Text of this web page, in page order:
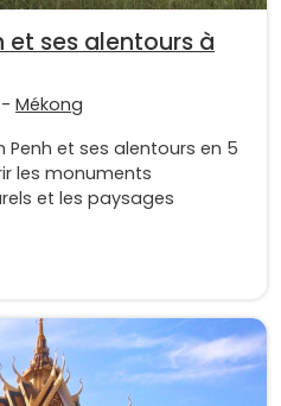
et ses alentours à
- Mékong
Penh et ses alentours en 5
les monuments
et les paysages